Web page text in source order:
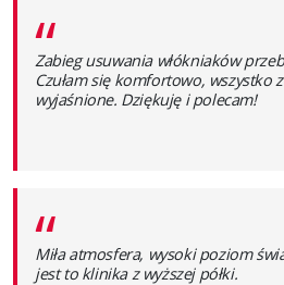
“
Zabieg usuwania włókniaków
Czułam się komfortowo, wszystko
wyjaśnione. Dziękuję i polecam!
“
Miła atmosfera, wysoki poziom
jest to klinika z wyższej półki.